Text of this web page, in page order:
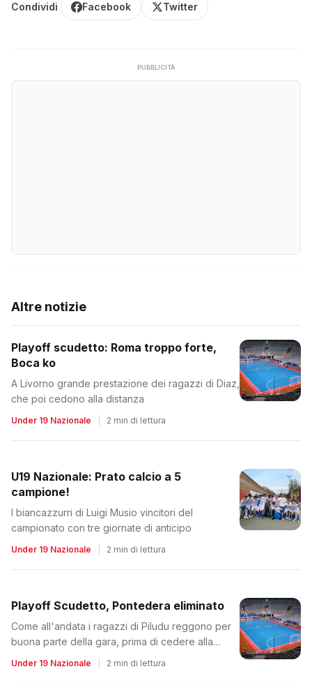
Condividi Facebook Twitter
PUBBLICITÀ
Altre notizie
Playoff scudetto: Roma troppo forte,
Boca ko
A Livorno grande prestazione dei ragazzi di Diaz,
che poi cedono alla distanza
Under 19 Nazionale 2 min di lettura
U19 Nazionale: Prato calcio a 5
campione!
I biancazzurri di Luigi Musio vincitori del
campionato con tre giornate di anticipo
Under 19 Nazionale 2 min di lettura
Playoff Scudetto, Pontedera eliminato
Come all'andata i ragazzi di Piludu reggono per
buona parte della gara, prima di cedere alla
Under 19 Nazionale 2 min di lettura